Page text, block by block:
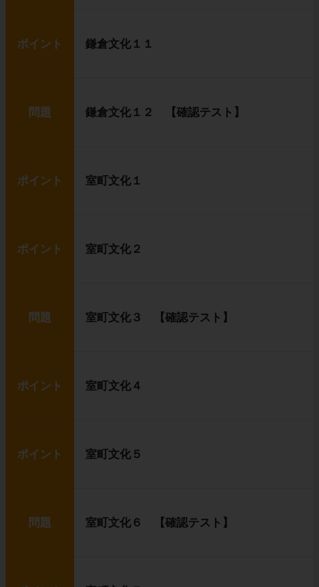
ポイント 鎌倉文化１１
問題 鎌倉文化１２ 【確認テスト】
ポイント 室町文化１
ポイント 室町文化２
問題 室町文化３ 【確認テスト】
ポイント 室町文化４
ポイント 室町文化５
問題 室町文化６ 【確認テスト】